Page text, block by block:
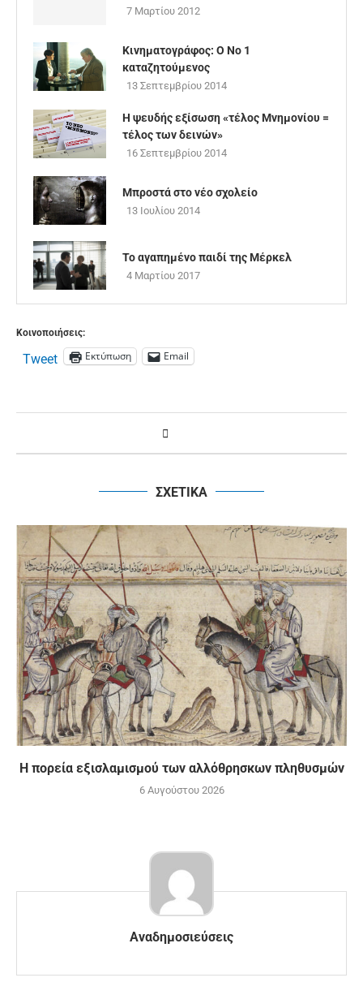
7 Μαρτίου 2012
Κινηματογράφος: Ο No 1
καταζητούμενος
13 Σεπτεμβρίου 2014
Η ψευδής εξίσωση «τέλος Μνημονίου =
τέλος των δεινών»
16 Σεπτεμβρίου 2014
Μπροστά στο νέο σχολείο
13 Ιουλίου 2014
Το αγαπημένο παιδί της Μέρκελ
4 Μαρτίου 2017
Κοινοποιήσεις:
Tweet Εκτύπωση Email
ΣΧΕΤΙΚΑ
Η πορεία εξισλαμισμού των αλλόθρησκων πληθυσμών
6 Αυγούστου 2026
Αναδημοσιεύσεις